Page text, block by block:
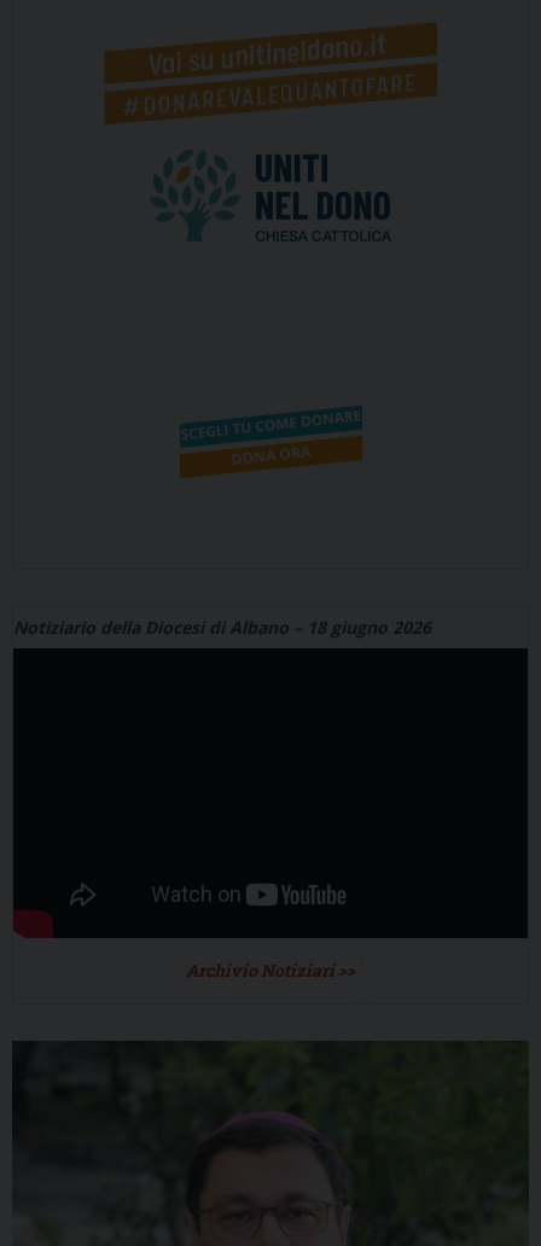
Notiziario della Diocesi di Albano – 18 giugno 2026
Archivio Notiziari >>